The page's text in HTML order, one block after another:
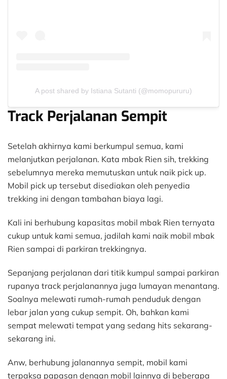
A post shared by Istiana Sutanti (@momopururu)
Track Perjalanan Sempit
Setelah akhirnya kami berkumpul semua, kami
melanjutkan perjalanan. Kata mbak Rien sih, trekking
sebelumnya mereka memutuskan untuk naik pick up.
Mobil pick up tersebut disediakan oleh penyedia
trekking ini dengan tambahan biaya lagi.
Kali ini berhubung kapasitas mobil mbak Rien ternyata
cukup untuk kami semua, jadilah kami naik mobil mbak
Rien sampai di parkiran trekkingnya.
Sepanjang perjalanan dari titik kumpul sampai parkiran
rupanya track perjalanannya juga lumayan menantang.
Soalnya melewati rumah-rumah penduduk dengan
lebar jalan yang cukup sempit. Oh, bahkan kami
sempat melewati tempat yang sedang hits sekarang-
sekarang ini.
Anw, berhubung jalanannya sempit, mobil kami
terpaksa papasan dengan mobil lainnya di beberapa